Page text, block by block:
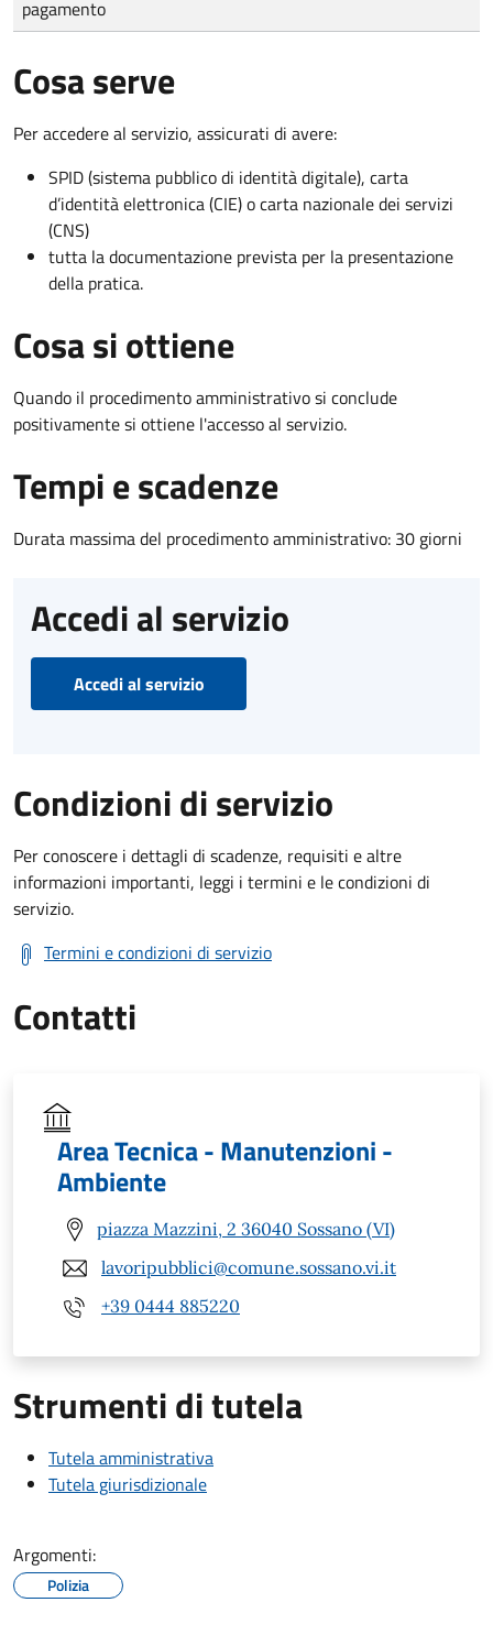
pagamento
Cosa serve
Per accedere al servizio, assicurati di avere:
SPID (sistema pubblico di identità digitale), carta
d’identità elettronica (CIE) o carta nazionale dei servizi
(CNS)
tutta la documentazione prevista per la presentazione
della pratica.
Cosa si ottiene
Quando il procedimento amministrativo si conclude
positivamente si ottiene l'accesso al servizio.
Tempi e scadenze
Durata massima del procedimento amministrativo: 30 giorni
Accedi al servizio
Accedi al servizio
Condizioni di servizio
Per conoscere i dettagli di scadenze, requisiti e altre
informazioni importanti, leggi i termini e le condizioni di
servizio.
Termini e condizioni di servizio
Contatti
Area Tecnica - Manutenzioni -
Ambiente
piazza Mazzini, 2 36040 Sossano (VI)
lavoripubblici@comune.sossano.vi.it
+39 0444 885220
Strumenti di tutela
Tutela amministrativa
Tutela giurisdizionale
Argomenti:
Polizia